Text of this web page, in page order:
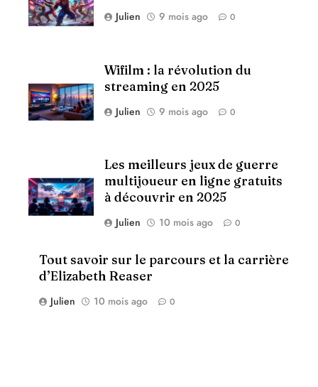
Julien 9 mois ago 0
Wifilm : la révolution du
streaming en 2025
Julien 9 mois ago 0
Les meilleurs jeux de guerre
multijoueur en ligne gratuits
à découvrir en 2025
Julien 10 mois ago 0
Tout savoir sur le parcours et la carrière
d’Elizabeth Reaser
Julien 10 mois ago 0